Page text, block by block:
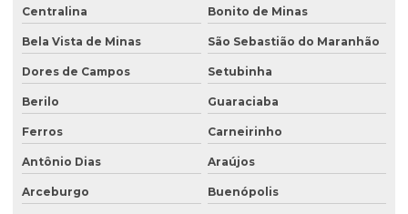
Centralina Bonito de Minas
Bela Vista de Minas São Sebastião do Maranhão
Dores de Campos Setubinha
Berilo Guaraciaba
Ferros Carneirinho
Antônio Dias Araújos
Arceburgo Buenópolis